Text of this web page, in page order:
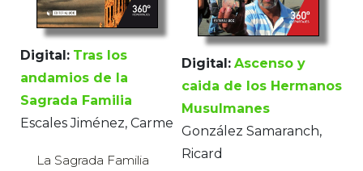
Digital: Tras los
andamios de la
Sagrada Familia
Escales Jiménez, Carme
La Sagrada Familia
Digital: Ascenso y
caida de los Hermanos
Musulmanes
González Samaranch,
Ricard